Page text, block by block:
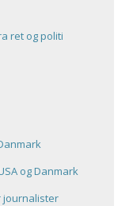
ret og politi
og Danmark
journalister